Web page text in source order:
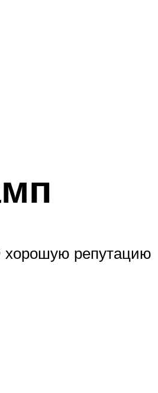
хорошую репутацию